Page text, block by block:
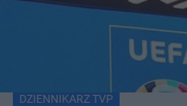
DZIENNIKARZ TVP